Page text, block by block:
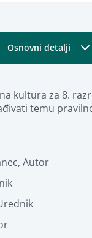
Osnovni detalji
detalji
kultura za 8.
temu
, Autor